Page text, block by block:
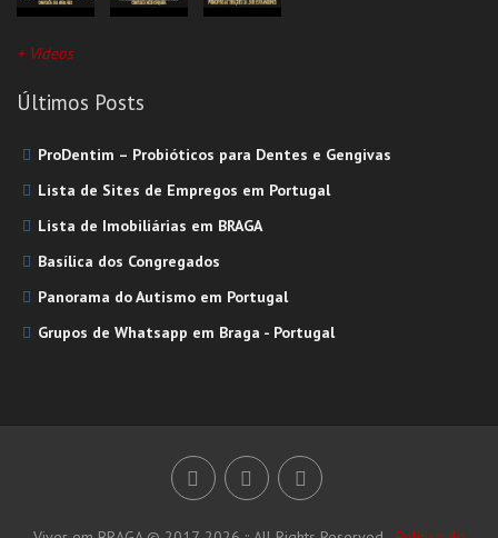
Recuperadores De Calor - Lareira
Supermercado
Todas as Categorias
+ Vídeos
Últimos Posts
ProDentim – Probióticos para Dentes e Gengivas
Lista de Sites de Empregos em Portugal
Lista de Imobiliárias em BRAGA
Basílica dos Congregados
Panorama do Autismo em Portugal
Grupos de Whatsapp em Braga - Portugal